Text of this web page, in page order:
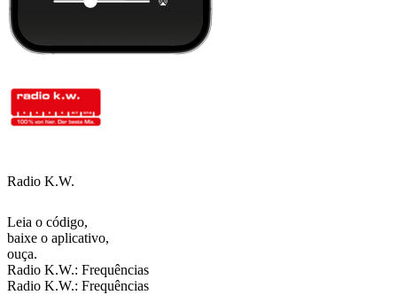
Radio K.W.
Leia o código,
baixe o aplicativo,
ouça.
Radio K.W.: Frequências
Radio K.W.: Frequências